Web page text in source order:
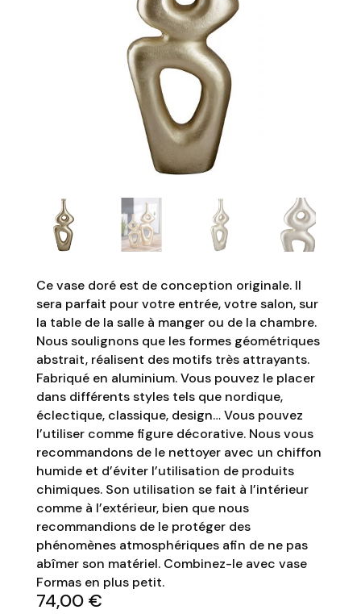
Ce vase doré est de conception originale. Il
sera parfait pour votre entrée, votre salon, sur
la table de la salle à manger ou de la chambre.
Nous soulignons que les formes géométriques
abstrait, réalisent des motifs très attrayants.
Fabriqué en aluminium. Vous pouvez le placer
dans différents styles tels que nordique,
éclectique, classique, design… Vous pouvez
l’utiliser comme figure décorative. Nous vous
recommandons de le nettoyer avec un chiffon
humide et d’éviter l’utilisation de produits
chimiques. Son utilisation se fait à l’intérieur
comme à l’extérieur, bien que nous
recommandions de le protéger des
phénomènes atmosphériques afin de ne pas
abîmer son matériel. Combinez-le avec vase
Formas en plus petit.
74,00 €